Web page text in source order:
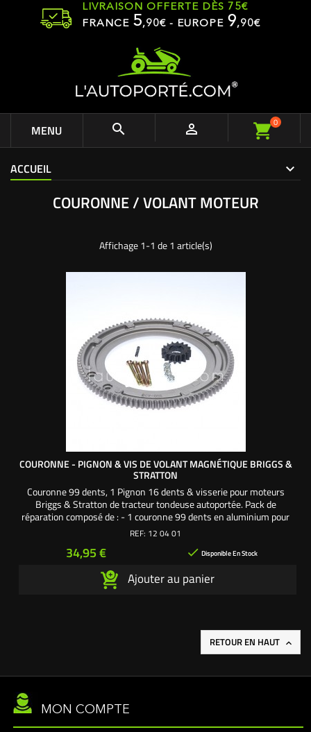
LIVRAISON OFFERTE DÈS 75€
FRANCE 5,90€ - EUROPE 9,90€
MENU   0
ACCUEIL
COURONNE / VOLANT MOTEUR
Affichage 1-1 de 1 article(s)
COURONNE - PIGNON & VIS DE VOLANT MAGNÉTIQUE BRIGGS &
STRATTON
Couronne 99 dents, 1 Pignon 16 dents & visserie pour moteurs
Briggs & Stratton de tracteur tondeuse autoportée. Pack de
réparation composé de : - 1 couronne 99 dents en aluminium pour
volant magnétique. - 1 pignon de démarreur 16 dents en matériau
couronne sur le volant magnétique. - 1...
REF: 12 04 01
Prix
34,95 €  Disponible En Stock
Ajouter au panier
RETOUR EN HAUT 
MON COMPTE